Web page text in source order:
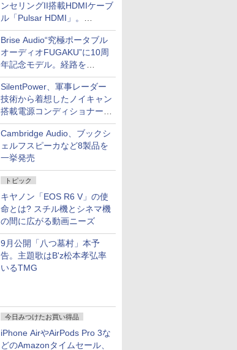
ンセリングII搭載HDMIケーブ
ル「Pulsar HDMI」。
SilentPowerから
Brise Audio“究極ポータブル
オーディオFUGAKU”に10周
年記念モデル。経路を
NISHIKIで統一。400万円
SilentPower、軍事レーダー
技術から着想したノイキャン
搭載電源コンディショナー
「AC iPurifier2」
Cambridge Audio、ブックシ
ェルフスピーカなど8製品を
一挙発売
トピック
キヤノン「EOS R6 V」の使
命とは? スチル機とシネマ機
の間に広がる動画ニーズ
9月公開「八つ墓村」本予
告。主題歌はB'z松本孝弘率
いるTMG
今日みつけたお買い得品
iPhone AirやAirPods Pro 3な
どのAmazonタイムセール、